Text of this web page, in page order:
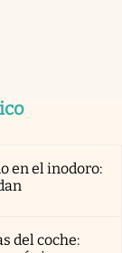
en el inodoro:
del coche: